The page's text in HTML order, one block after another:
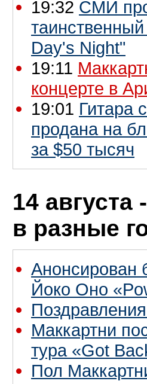
19:32 СМИ
Day's Night"
19:11
концерте в
19:01 Гитара
продана на
за $50 тысяч
14 августа
в разные
Анонсирован
Йоко Оно
Маккартни
тура «Got
Пол